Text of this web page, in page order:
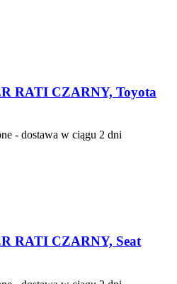
RATI CZARNY, Toyota
- dostawa w ciągu 2 dni
RATI CZARNY, Seat